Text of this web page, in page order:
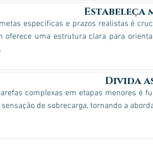
Estabeleça
específicas e prazos realistas é
oferece uma estrutura clara para
Divida
complexas em etapas menores é
sensação de sobrecarga, tornando a